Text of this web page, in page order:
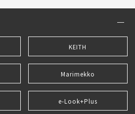
KEITH
Marimekko
e-Look+Plus